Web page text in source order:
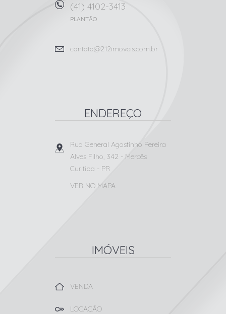
(41) 4102-3413
PLANTÃO
contato@212imoveis.com.br
ENDEREÇO
Rua General Agostinho Pereira
Alves Filho, 342 - Mercês
Curitiba - PR
VER NO MAPA
IMÓVEIS
VENDA
LOCAÇÃO